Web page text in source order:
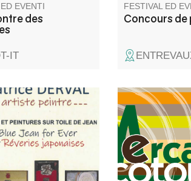
EVENTI
des
IT
FESTIVAL ED
Concours de
sur toile de jean de
artiste peintre.
Week-end
Mercantour
l'association
Ecotourisme
son Festival du
Durable du